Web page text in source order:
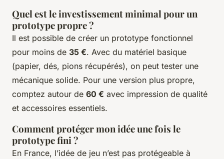
Quel est le investissement minimal pour un
prototype propre ?
Il est possible de créer un prototype fonctionnel
pour moins de 35 €. Avec du matériel basique
(papier, dés, pions récupérés), on peut tester une
mécanique solide. Pour une version plus propre,
comptez autour de 60 € avec impression de qualité
et accessoires essentiels.
Comment protéger mon idée une fois le
prototype fini ?
En France, l’idée de jeu n’est pas protégeable à